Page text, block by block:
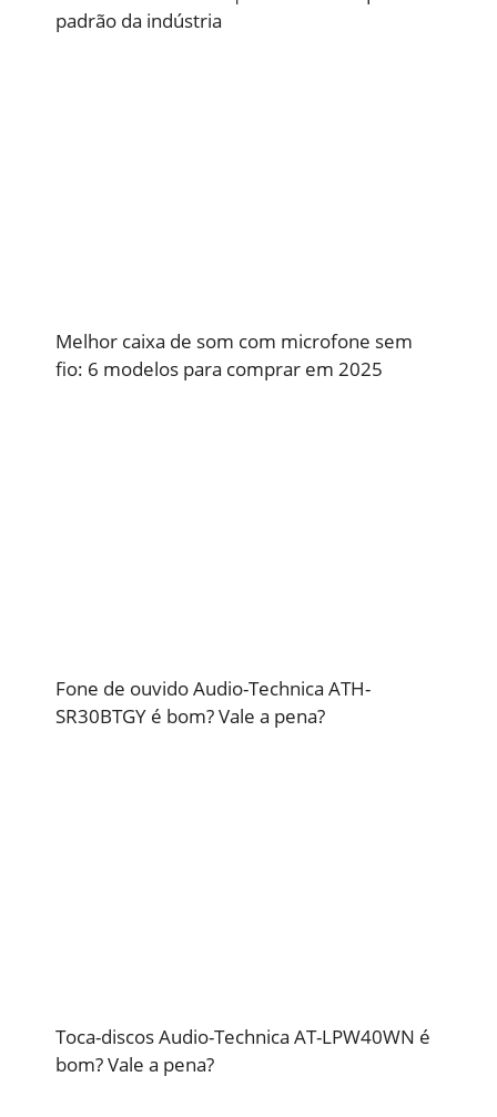
padrão da indústria
Melhor caixa de som com microfone sem
fio: 6 modelos para comprar em 2025
Fone de ouvido Audio-Technica ATH-
SR30BTGY é bom? Vale a pena?
Toca-discos Audio-Technica AT-LPW40WN é
bom? Vale a pena?